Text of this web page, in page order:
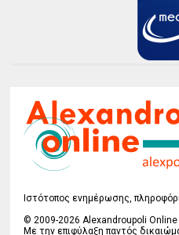
Ιστότοπος ενημέρωσης,
© 2009-2026 Alexandroupoli Online
Με την επιφύλαξη παντός